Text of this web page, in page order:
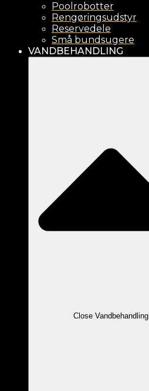
Poolrobotter
Rengøringsudstyr
Reservedele
Små bundsugere
VANDBEHANDLING
Close Vandbehandling